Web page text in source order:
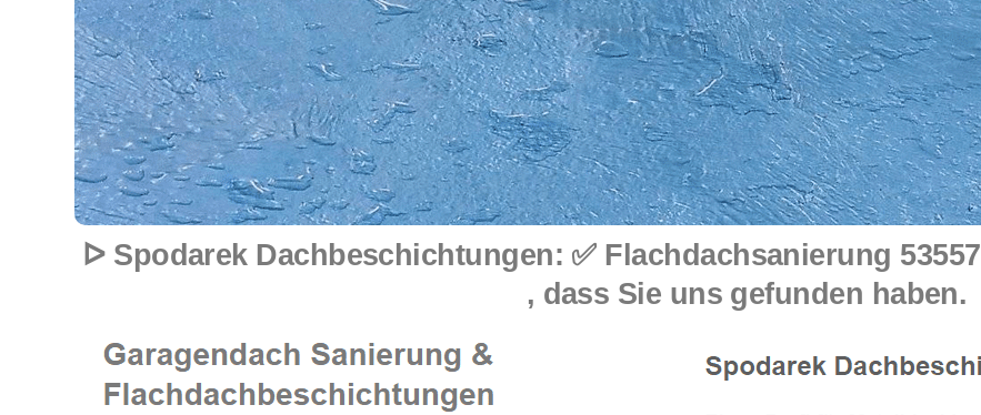
ᐅ Spodarek Dachbeschichtungen: ✅ Flachdachsanierung
, dass Sie uns gefunden haben.